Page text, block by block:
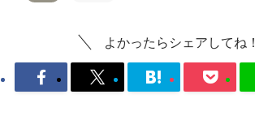
よかったらシェアしてね！